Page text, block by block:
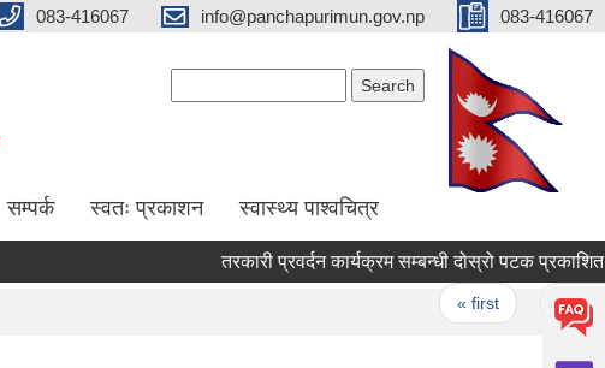
083-416067 info@panchapurimun.gov.np 083-416067
सम्पर्क स्वतः प्रकाशन स्वास्थ्य पाश्वचित्र
तरकारी प्रवर्दन
« first ‹